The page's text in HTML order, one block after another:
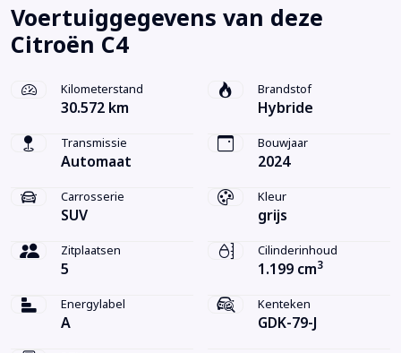
Voertuiggegevens van deze
Citroën C4
Kilometerstand
30.572 km
Brandstof
Hybride
Transmissie
Automaat
Bouwjaar
2024
Carrosserie
SUV
Kleur
grijs
Zitplaatsen
5
Cilinderinhoud
1.199 cm3
Energylabel
A
Kenteken
GDK-79-J